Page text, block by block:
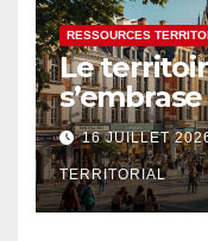
RESSOURCES
Le
créative
16 JUILLET
TERRITORIAL